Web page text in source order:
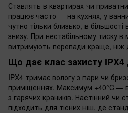
Ставлять в квартирах чи
працює часто — на кухнях, у
чутно тільки близько, в більшості
знизу. При нестабільному тиску
витримують перепади краще, ніж
Що дає клас захисту IPX4
IPX4 тримає вологу з пари чи
приміщеннях. Максимум +40°C —
з гарячих краників. Настінний чи
підходить для тісних ніш, де